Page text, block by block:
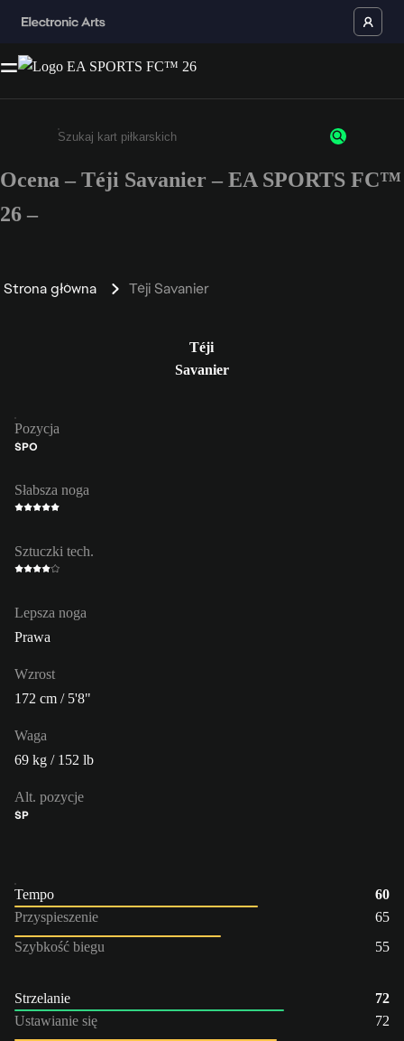
Wpisz co najmniej 3 znaki lub cyfry.
Ocena – Téji Savanier – EA SPORTS FC™
26 –
Strona główna Téji Savanier
Téji
Savanier
Pozycja
ŚPO
Słabsza noga
Sztuczki tech.
Lepsza noga
Prawa
Wzrost
172 cm / 5'8"
Waga
69 kg / 152 lb
Alt. pozycje
ŚP
Tempo
60
Przyspieszenie
65
Szybkość biegu
55
Strzelanie
72
Ustawianie się
72